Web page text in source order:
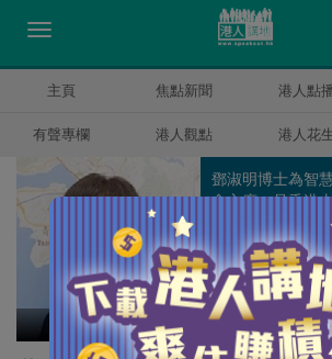
主頁 焦點新聞 港人點
有聲專欄 港人觀點 港人花生
鄧淑明
鄧淑明博士為智
會主席，是香港
業者，率先將地
科技引入香港，
倡利用科技推動
事業，致力建設
作者